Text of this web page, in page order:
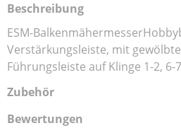
Beschreibung
ESM-
Verstärkungsleiste, mit
Führungsleiste auf Klinge 1-2, 6-
Zubehör
Bewertungen